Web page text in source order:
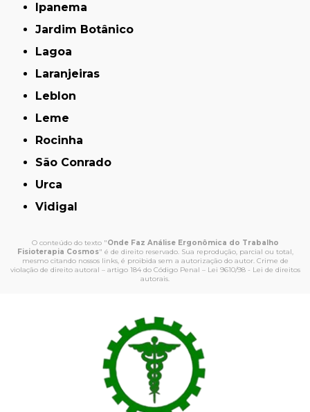
Ipanema
Jardim Botânico
Lagoa
Laranjeiras
Leblon
Leme
Rocinha
São Conrado
Urca
Vidigal
O conteúdo do texto "Onde Faz Análise Ergonômica do Trabalho
Fisioterapia Cosmos" é de direito reservado. Sua reprodução, parcial ou total,
mesmo citando nossos links, é proibida sem a autorização do autor. Crime de
violação de direito autoral – artigo 184 do Código Penal – Lei 9610/98 - Lei de direitos
autorais.